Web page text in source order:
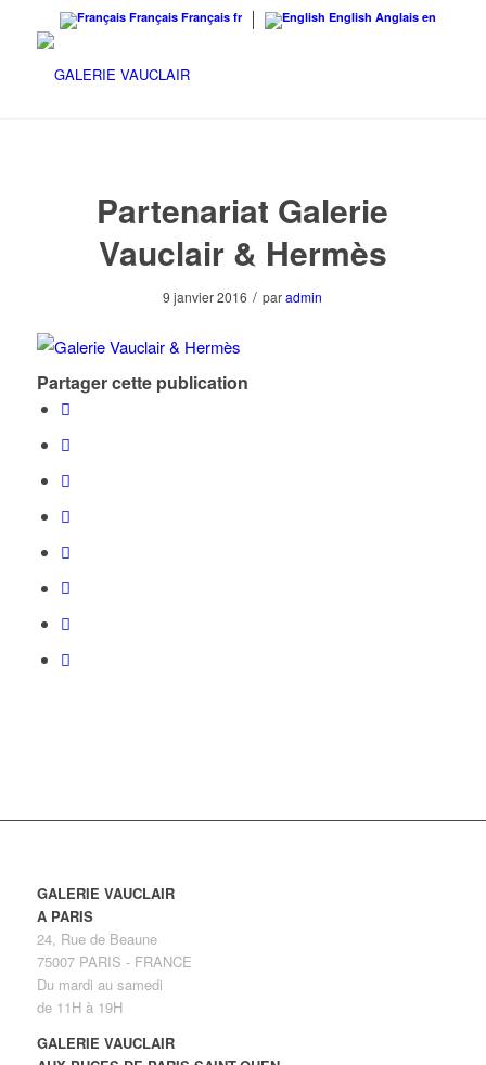
Français Français fr English Anglais en
Partenariat Galerie
Vauclair & Hermès
9 janvier 2016 / paradmin
Partager cette publication
GALERIE VAUCLAIR
A PARIS
24, Rue de Beaune
75007 PARIS - FRANCE
Du mardi au samedi
de 11H à 19H
GALERIE VAUCLAIR